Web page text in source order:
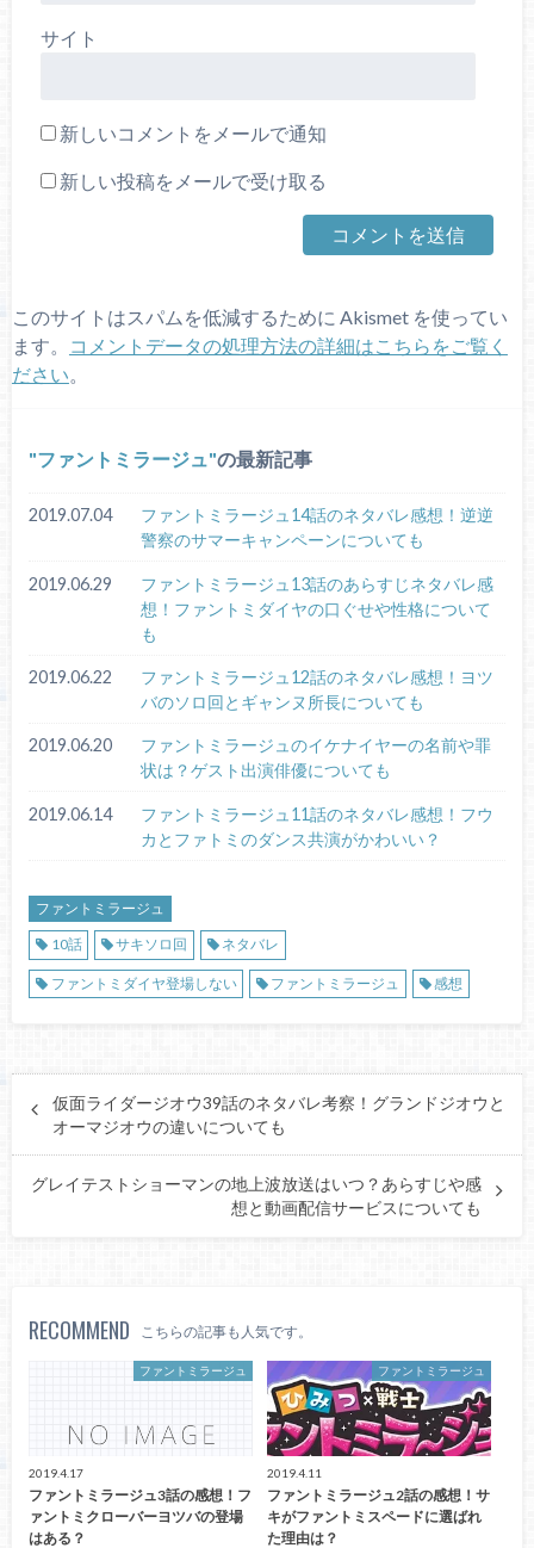
サイト
新しいコメントをメールで通知
新しい投稿をメールで受け取る
このサイトはスパムを低減するために Akismet を使ってい
ます。
コメントデータの処理方法の詳細はこちらをご覧く
ださい
ファントミラージュ の最新記事
2019.07.04
ファントミラージュ14話のネタバレ感想！逆逆
警察のサマーキャンペーンについても
2019.06.29
ファントミラージュ13話のあらすじネタバレ感
想！ファントミダイヤの口ぐせや性格について
も
2019.06.22
ファントミラージュ12話のネタバレ感想！ヨツ
バのソロ回とギャンヌ所長についても
2019.06.20
ファントミラージュのイケナイヤーの名前や罪
状は？ゲスト出演俳優についても
2019.06.14
ファントミラージュ11話のネタバレ感想！フウ
カとファトミのダンス共演がかわいい？
ファントミラージュ
10話
サキソロ回 ネタバレ
ファントミダイヤ登場しない ファントミラージュ 感想
仮面ライダージオウ39話のネタバレ考察！グランドジオウと
オーマジオウの違いについても
グレイテストショーマンの地上波放送はいつ？あらすじや感
想と動画配信サービスについても
RECOMMEND こちらの記事も人気です。
ファントミラージュ
2019.4.17
ファントミラージュ3話の感想！フ
ァントミクローバーヨツバの登場
はある？
ファントミラージュ
2019.4.11
ファントミラージュ2話の感想！サ
キがファントミスペードに選ばれ
た理由は？